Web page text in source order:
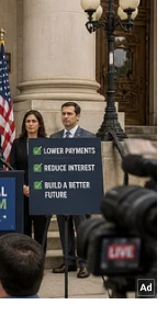
chưa tiết lộ
Chính Vĩnh
Triệu Chính
đến vụ án
khu vực Tây
Lĩnh.
trừng phạt